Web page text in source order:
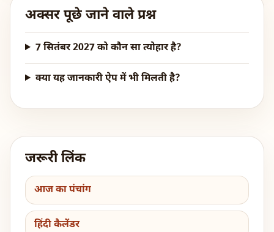
अक्सर पूछे जाने वाले प्रश्न
7 सितंबर 2027 को कौन सा त्योहार है?
क्या यह जानकारी ऐप में भी मिलती है?
जरूरी लिंक
आज का पंचांग
हिंदी कैलेंडर